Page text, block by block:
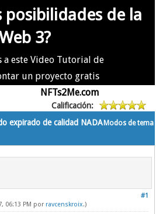
posibilidades de la
3?
a este Video Tutorial de
un proyecto gratis
NFTs2Me.com
Calificación:
Modos de tema
expirado de calidad NADA
#1
06:13 PM por ravcenskroix.)